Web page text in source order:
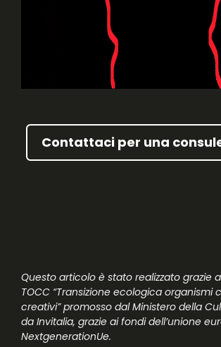
Contattaci per una
Questo articolo è stato realizzato grazie
TOCC “Transizione ecologica organismi
creativi” promosso dal Ministero della
da Invitalia, grazie ai fondi dell’unione
NextgenerationUe.